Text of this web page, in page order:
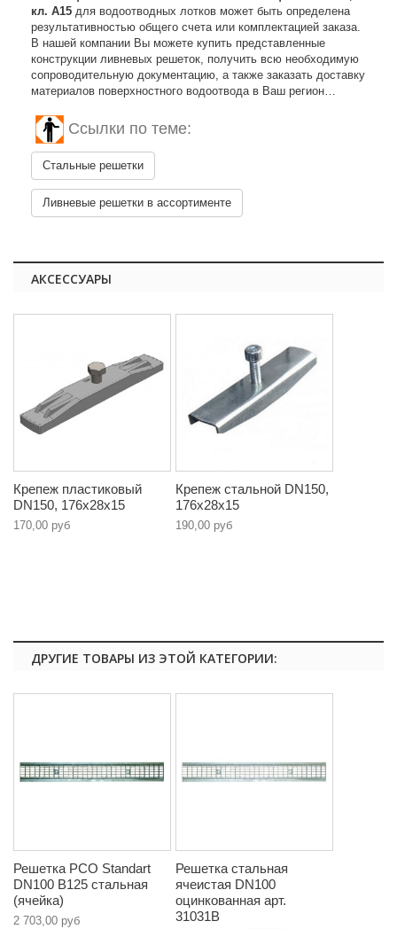
кл. A15 для водоотводных лотков может быть определена
результативностью общего счета или комплектацией заказа.
В нашей компании Вы можете купить представленные
конструкции ливневых решеток, получить всю необходимую
сопроводительную документацию, а также заказать доставку
материалов поверхностного водоотвода в Ваш регион…
Ссылки по теме:
Стальные решетки
Ливневые решетки в ассортименте
АКСЕССУАРЫ
Крепеж пластиковый
DN150, 176х28х15
170,00 руб
Крепеж стальной DN150,
176х28х15
190,00 руб
ДРУГИЕ ТОВАРЫ ИЗ ЭТОЙ КАТЕГОРИИ:
Решетка РСО Standart
DN100 B125 стальная
(ячейка)
2 703,00 руб
Решетка стальная
ячеистая DN100
оцинкованная арт.
31031В